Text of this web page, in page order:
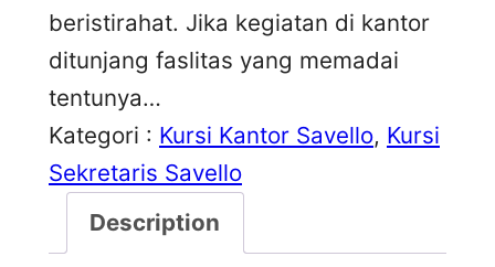
beristirahat. Jika kegiatan di kantor
ditunjang faslitas yang memadai
tentunya…
Kategori : Kursi Kantor Savello, Kursi
Sekretaris Savello
Description